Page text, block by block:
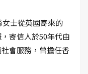
士從英國寄來的
寄信人於50年代由
會服務，曾擔任香